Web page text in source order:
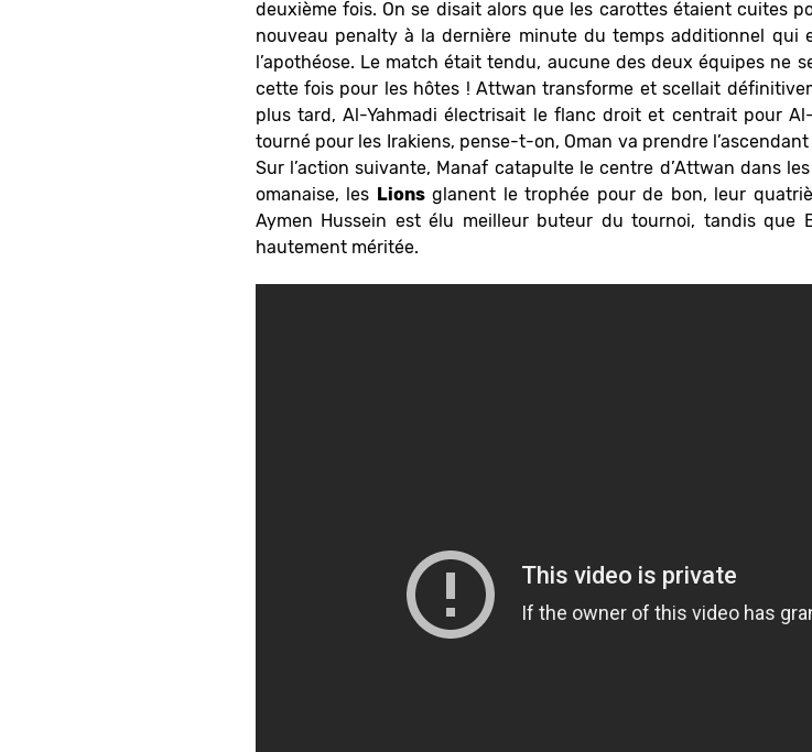
deuxième fois. On se disait alors que les carottes étaient cuites
nouveau penalty à la dernière minute du temps additionnel qui
l’apothéose. Le match était tendu, aucune des deux équipes ne
cette fois pour les hôtes ! Attwan transforme et scellait
plus tard, Al-Yahmadi électrisait le flanc droit et centrait pour
tourné pour les Irakiens, pense-t-on, Oman va prendre
Sur l’action suivante, Manaf catapulte le centre d’Attwan dans
omanaise, les Lionsglanent le trophée pour de bon, leur
Aymen Hussein est élu meilleur buteur du tournoi, tandis que
hautement méritée.